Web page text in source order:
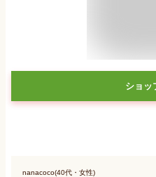
ショッ
nanacoco(40代・女性)